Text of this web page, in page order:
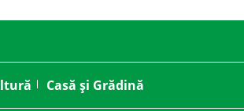
Casă și Grădină